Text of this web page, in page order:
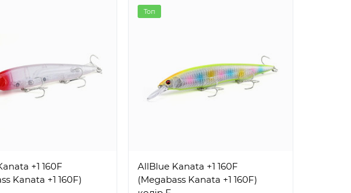
+1 160F
Kanata +1 160F)
Топ
AllBlue Kanata +1 160F
(Megabass Kanata +1 160F)